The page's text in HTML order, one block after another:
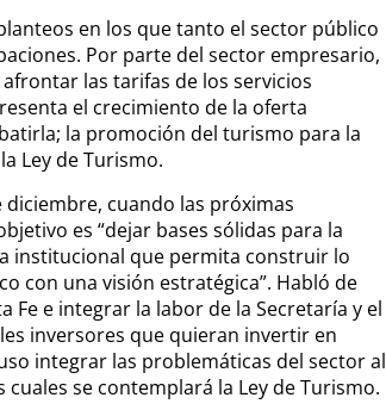
en los que tanto el sector público
Por parte del sector empresario,
las tarifas de los servicios
el crecimiento de la oferta
la promoción del turismo para la
Ley de Turismo.
cuando las próximas
es “dejar bases sólidas para la
institucional que permita construir lo
con una visión estratégica”. Habló de
e integrar la labor de la Secretaría y el
inversores que quieran invertir en
integrar las problemáticas del sector al
se contemplará la Ley de Turismo.